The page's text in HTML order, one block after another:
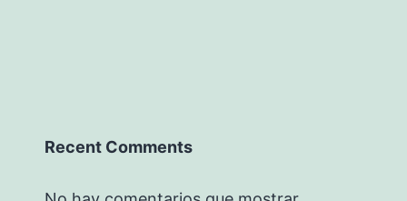
Recent Comments